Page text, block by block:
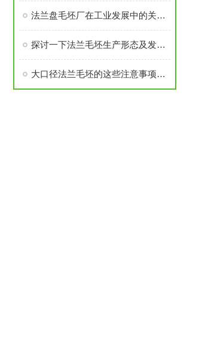
法兰盘毛坯厂在工业发展中的关键角色
探讨一下法兰毛坯生产形态及发展前景
大口径法兰毛坯的这些注意事项要了解